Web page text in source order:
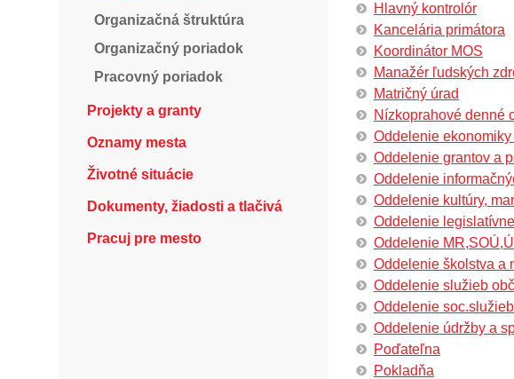
Organizačná štruktúra
Organizačný poriadok
Pracovný poriadok
Projekty a granty
Oznamy mesta
Životné situácie
Dokumenty, žiadosti a tlačivá
Pracuj pre mesto
Hlavný kontrolór
Kancelária primátora
Koordinátor MOS
Manažér ľudských
Matričný úrad
Nízkoprahové denné
Oddelenie
Oddelenie grantov a
Oddelenie
Oddelenie kultúry,
Oddelenie
Oddelenie
Oddelenie školstva a
Oddelenie služieb
Oddelenie
Oddelenie údržby a
Poďateľna
Pokladňa